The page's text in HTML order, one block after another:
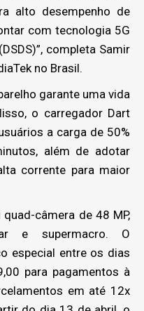
alto desempenho de
com tecnologia 5G
completa Samir
no Brasil.
garante uma vida
o carregador Dart
a carga de 50%
além de adotar
corrente para maior
câmera de 48 MP,
e supermacro. O
especial entre os dias
para pagamentos à
em até 12x